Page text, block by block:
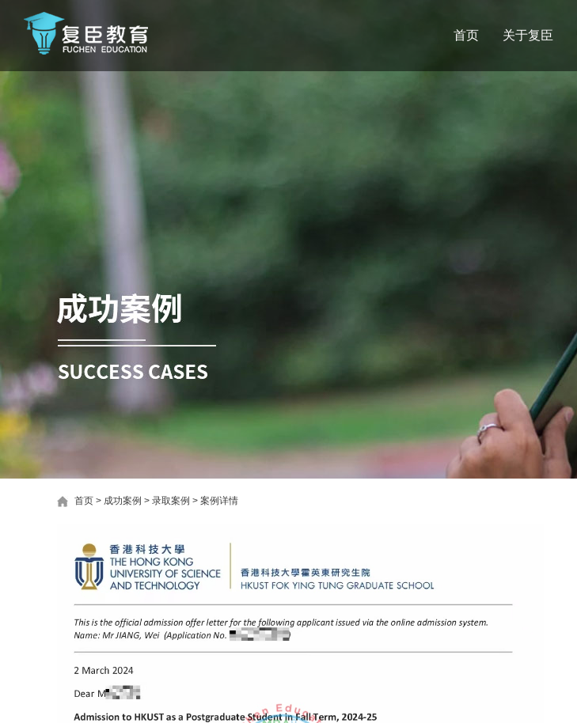
首页 关于复臣
首页 > 成功案例 > 录取案例 > 案例详情